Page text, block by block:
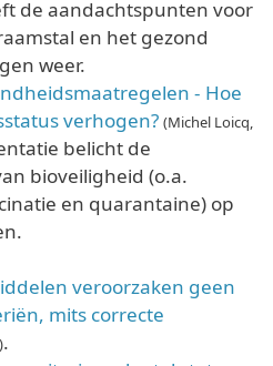
de aandachtspunten voor
en het gezond
weer.
- Hoe
verhogen? (Michel Loicq,
belicht de
bioveiligheid (o.a.
en quarantaine) op
veroorzaken geen
mits correcte
.